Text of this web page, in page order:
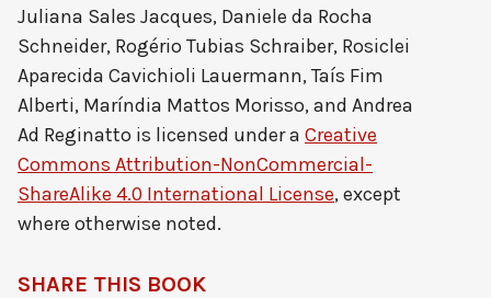
Juliana Sales Jacques, Daniele da Rocha
Schneider, Rogério Tubias Schraiber, Rosiclei
Aparecida Cavichioli Lauermann, Taís Fim
Alberti, Maríndia Mattos Morisso, and Andrea
Ad Reginatto is licensed under a Creative
Commons Attribution-NonCommercial-
ShareAlike 4.0 International License, except
where otherwise noted.
SHARE THIS BOOK